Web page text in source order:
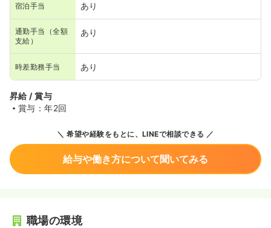
宿泊手当 あり
通勤手当（全額
支給）
あり
時差勤務手当 あり
昇給 / 賞与
賞与：年2回
希望や経験をもとに、LINEで相談できる
給与や働き方について聞いてみる
職場の環境